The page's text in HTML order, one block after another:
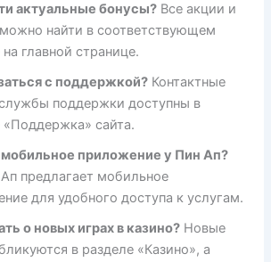
актуальные бонусы? Все акции и
найти в соответствующем
на главной странице.
с поддержкой? Контактные
поддержки доступны в
«Поддержка» сайта.
мобильное приложение у Пин Ап?
предлагает мобильное
для удобного доступа к услугам.
о новых играх в казино? Новые
в разделе «Казино», а